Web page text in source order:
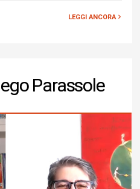
LEGGI ANCORA
Parassole